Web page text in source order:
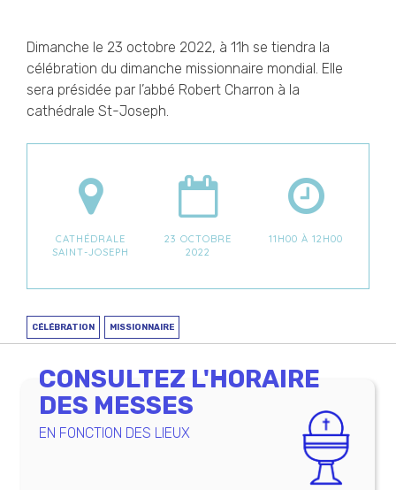
Dimanche le 23 octobre 2022, à 11h se tiendra la
célébration du dimanche missionnaire mondial. Elle
sera présidée par l’abbé Robert Charron à la
cathédrale St-Joseph.
CATHÉDRALE
SAINT-JOSEPH
23 OCTOBRE
2022
11H00 À 12H00
CÉLÉBRATION MISSIONNAIRE
CONSULTEZ L'HORAIRE
DES MESSES
EN FONCTION DES LIEUX